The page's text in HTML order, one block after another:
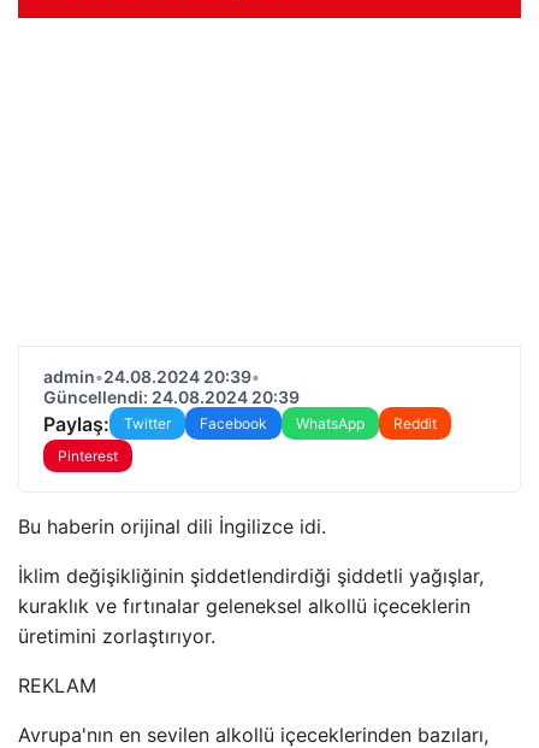
admin•24.08.2024 20:39•
Güncellendi: 24.08.2024 20:39
Paylaş: Twitter Facebook WhatsApp
Reddit
Pinterest
Bu haberin orijinal dili İngilizce idi.
İklim değişikliğinin şiddetlendirdiği şiddetli yağışlar,
kuraklık ve fırtınalar geleneksel alkollü içeceklerin
üretimini zorlaştırıyor.
REKLAM
Avrupa'nın en sevilen alkollü içeceklerinden bazıları,